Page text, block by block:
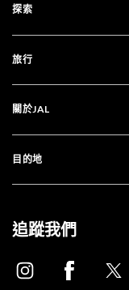
探索
旅行
關於JAL
目的地
追蹤我們